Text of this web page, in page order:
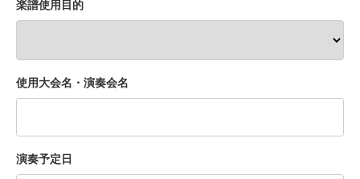
楽譜使用目的
使用大会名・演奏会名
演奏予定日